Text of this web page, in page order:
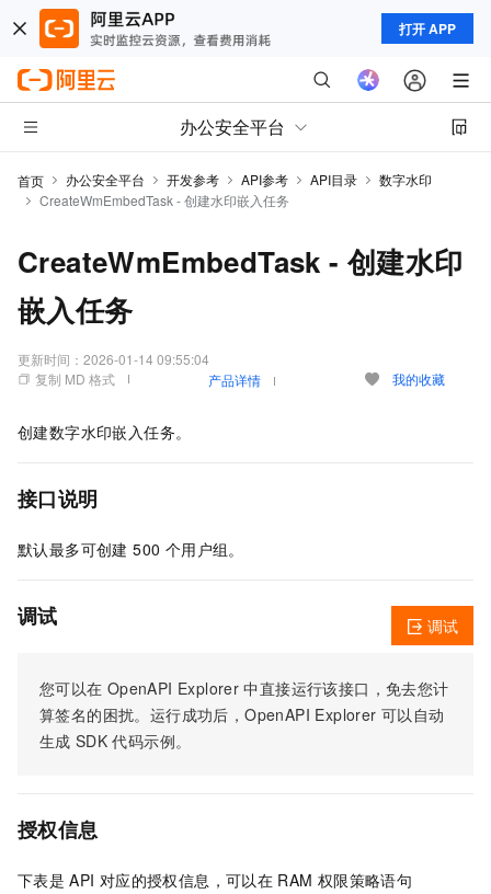
打开 APP
办公安全平台
首页 办公安全平台 开发参考 API参考 API目录
数字水印
CreateWmEmbedTask - 创建水印嵌入任务
CreateWmEmbedTask - 创建水印
嵌入任务
更新时间： 2026-01-14 09:55:04
复制 MD 格式
产品详情 我的收藏
创建数字水印嵌入任务。
接口说明
默认最多可创建 500 个用户组。
调试
您可以在 OpenAPI Explorer 中直接运行该接口，免去您计
算签名的困扰。运行成功后，OpenAPI Explorer 可以自动
生成 SDK 代码示例。
调试
授权信息
下表是 API 对应的授权信息，可以在 RAM 权限策略语句